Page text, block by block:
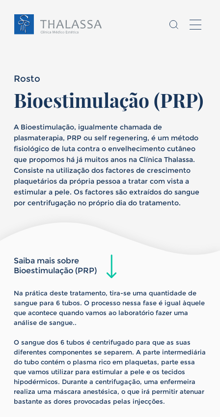
sou
Homem Mulher
E tenho anos
Rosto
Bioestimulação (PRP)
A Bioestimulação, igualmente chamada de
plasmaterapia, PRP ou self regenering, é um método
fisiológico de luta contra o envelhecimento cutâneo
que propomos há já muitos anos na Clínica Thalassa.
Consiste na utilização dos factores de crescimento
plaquetários da própria pessoa a tratar com vista a
estimular a pele. Os factores são extraídos do sangue
por centrifugação no próprio dia do tratamento.
Saiba mais sobre
Bioestimulação (PRP)
Na prática deste tratamento, tira-se uma quantidade de
sangue para 6 tubos. O processo nessa fase é igual àquele
que acontece quando vamos ao laboratório fazer uma
análise de sangue..
O sangue dos 6 tubos é centrifugado para que as suas
diferentes componentes se separem. A parte intermediária
do tubo contém o plasma rico em plaquetas, parte essa
que vamos utilizar para estimular a pele e os tecidos
hipodérmicos. Durante a centrifugação, uma enfermeira
realiza uma máscara anestésica, o que irá permitir atenuar
bastante as dores provocadas pelas injecções.